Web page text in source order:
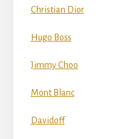
Christian Dior
Hugo Boss
Jimmy Choo
Mont Blanc
Davidoff